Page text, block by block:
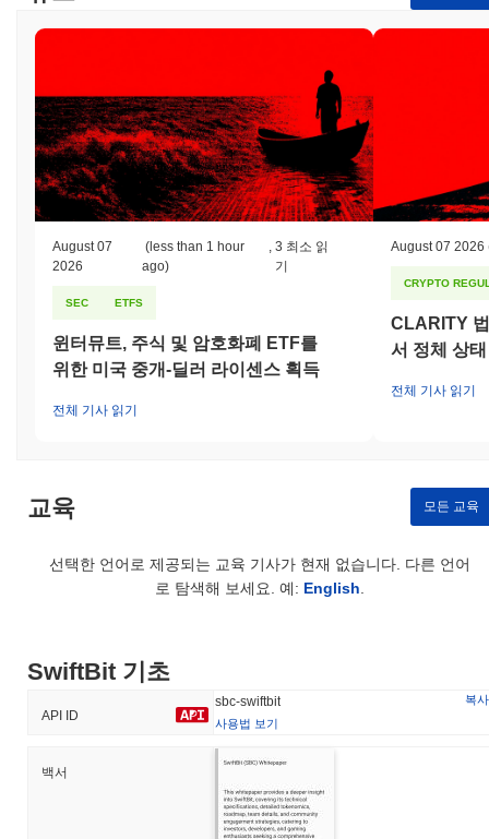
August 07
2026
(less than 1 hour
ago)
3 최소 읽
기
SEC ETFS
윈터뮤트, 주식 및 암호화폐 ETF를
위한 미국 중개-딜러 라이센스 획득
전체 기사 읽기
August 07 2026
CRYPTO
CLARITY
서 정체 상태
전체 기사 읽기
교육 모든 교육
선택한 언어로 제공되는 교육 기사가 현재 없습니다. 다른 언어
로 탐색해 보세요. 예: English
SwiftBit 기초
API ID
sbc-swiftbit
복사
사용법 보기
백서